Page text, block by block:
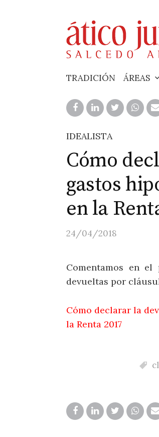
TRADICIÓN ÁREAS
IDEALISTA
Cómo
gastos
en la
24/04/2018
Comentamos en
devueltas por
Cómo declarar la
la Renta 2017